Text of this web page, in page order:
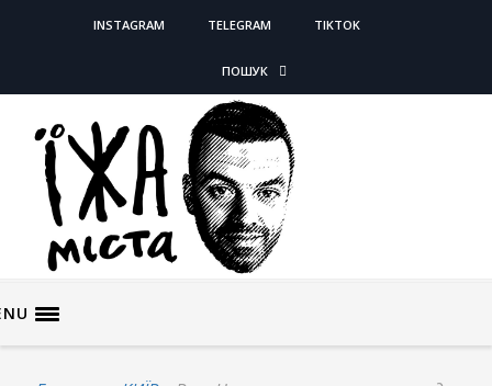
INSTAGRAM TELEGRAM TIKTOK
ПОШУК